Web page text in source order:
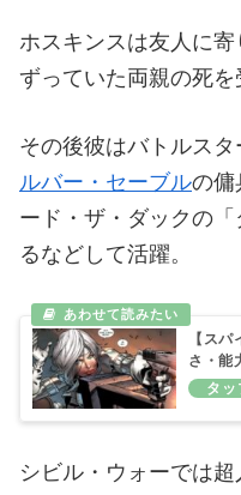
ホスキンスは友人に
ずっていた両親の死を
その後彼はバトルスタ
ルバー・セーブルの傭
ード・ザ・ダックの
るなどして活躍。
【ス
さ・能
シビル・ウォーでは